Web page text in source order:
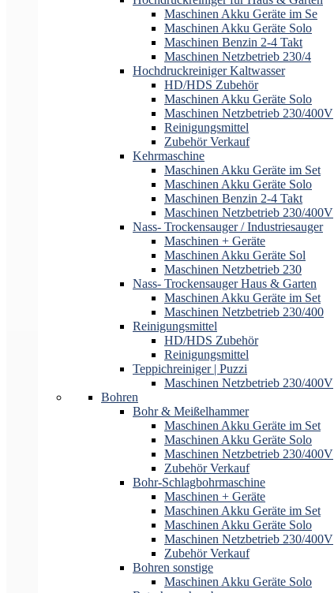
Maschinen Akku Geräte im Se
Maschinen Akku Geräte Solo
Maschinen Benzin 2-4 Takt
Maschinen Netzbetrieb 230/4
Hochdruckreiniger Kaltwasser
HD/HDS Zubehör
Maschinen Akku Geräte Solo
Maschinen Netzbetrieb 230/400V
Reinigungsmittel
Zubehör Verkauf
Kehrmaschine
Maschinen Akku Geräte im Set
Maschinen Akku Geräte Solo
Maschinen Benzin 2-4 Takt
Maschinen Netzbetrieb 230/400V
Nass- Trockensauger / Industriesauger
Maschinen + Geräte
Maschinen Akku Geräte Sol
Maschinen Netzbetrieb 230
Nass- Trockensauger Haus & Garten
Maschinen Akku Geräte im Set
Maschinen Netzbetrieb 230/400
Reinigungsmittel
HD/HDS Zubehör
Reinigungsmittel
Teppichreiniger | Puzzi
Maschinen Netzbetrieb 230/400V
Bohren
Bohr & Meißelhammer
Maschinen Akku Geräte im Set
Maschinen Akku Geräte Solo
Maschinen Netzbetrieb 230/400V
Zubehör Verkauf
Bohr-Schlagbohrmaschine
Maschinen + Geräte
Maschinen Akku Geräte im Set
Maschinen Akku Geräte Solo
Maschinen Netzbetrieb 230/400V
Zubehör Verkauf
Bohren sonstige
Maschinen Akku Geräte Solo